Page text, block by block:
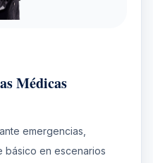
Médicas
emergencias,
básico en escenarios